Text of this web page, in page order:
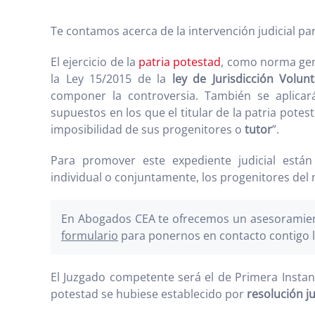
Te contamos acerca de la intervención judicial
El ejercicio de la patria potestad, como norma
la Ley 15/2015 de la ley de Jurisdicción
componer la controversia. También se
supuestos en los que el titular de la patria
imposibilidad de sus progenitores o tutor”.
Para promover este expediente judicial
individual o conjuntamente, los progenitores
En Abogados CEA te ofrecemos un
formulario para ponernos en contacto contigo
El Juzgado competente será el de Primera
potestad se hubiese establecido por resolución